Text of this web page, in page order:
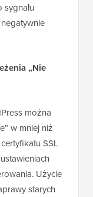
„Nie
można
w mniej niż
SSL
Użycie
starych